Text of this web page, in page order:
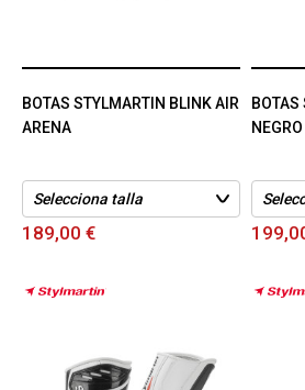
BOTAS STYLMARTIN BLINK AIR
ARENA
189,00 €
BOTAS
NEGRO